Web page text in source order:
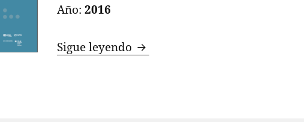
Año:2016
Sigue leyendo Guía de adaptaciones en la